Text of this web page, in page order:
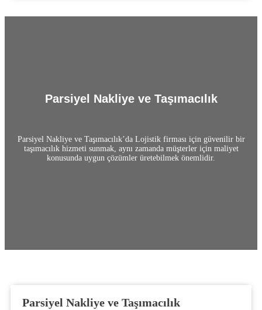
Parsiyel Nakliye ve Taşımacılık
Parsiyel Nakliye ve Taşımacılık’da Lojistik firması için güvenilir bir
taşımacılık hizmeti sunmak, aynı zamanda müşterler için maliyet
konusunda uygun çözümler üretebilmek önemlidir.
Parsiyel Nakliye ve Taşımacılık